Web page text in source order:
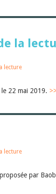
la
lecture
22 mai 2019.
lecture
par